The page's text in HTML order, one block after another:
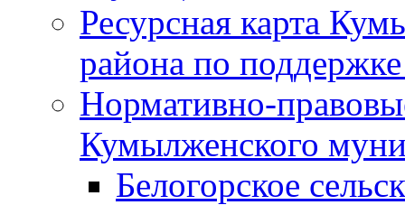
Ресурсная карта
района по
Нормативно-
Кумылженского
Белогорское